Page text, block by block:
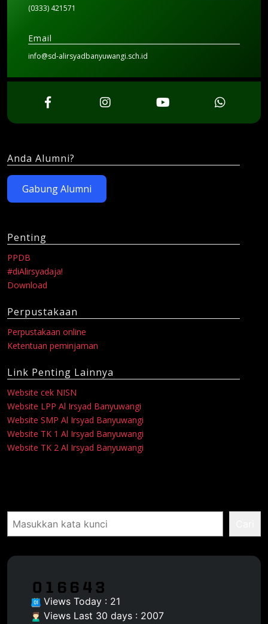
(0333) 421571
Email
info@sd-alirsyadbanyuwangi.sch.id
Anda Alumni?
Gabung Alumni
Penting
PPDB
#diAlirsyadaja!
Download
Perpustakaan
Perpustakaan online
Ketentuan peminjaman
Link Penting Lainnya
Website cek NISN
Website LPP Al Irsyad Banyuwangi
Website SMP Al Irsyad Banyuwangi
Website TK 1 Al Irsyad Banyuwangi
Website TK 2 Al Irsyad Banyuwangi
Views Today : 21
Views Last 30 days : 2007